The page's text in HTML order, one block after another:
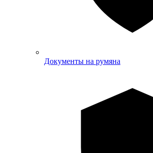
Документы на румяна